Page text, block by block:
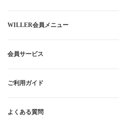
WILLER会員メニュー
会員サービス
ご利用ガイド
よくある質問